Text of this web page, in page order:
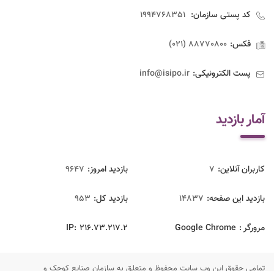
کد پستی سازمان:
فکس: 88770800 (021)
پست الکترونیکی: info@isipo.ir
آمار بازدید
کاربران آنلاین: 7 بازدید امروز: 9647
بازدید این صفحه: 14837 بازدید‌ کل: 953
مرورگر : Google Chrome
IP: 216.73.217.2
تمامی حقوق این وب سایت محفوظ و متعلق به سازمان صنایع کوچک و